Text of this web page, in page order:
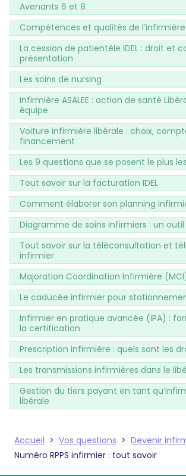
Avenants 6 et 8
Compétences et qualités de l’infirmière
La cession de patientèle IDEL : droit et
présentation
Les soins de nursing
Infirmière ASALEE : action de santé
équipe
Voiture infirmière libérale : choix,
financement
Les 9 questions que se posent le plus les
Tout savoir sur la facturation IDEL
Comment élaborer son planning
Diagramme de soins infirmiers : un outil
Tout savoir sur la téléconsultation et
infirmier
Majoration Coordination Infirmière
Le caducée infirmier pour
Infirmier en pratique avancée (IPA) :
la certification
Prescription infirmière : quels sont les
Les transmissions infirmières dans le
Gestion du tiers payant en tant
libérale
Accueil > Vos questions > Devenir
Numéro RPPS infirmier : tout savoir